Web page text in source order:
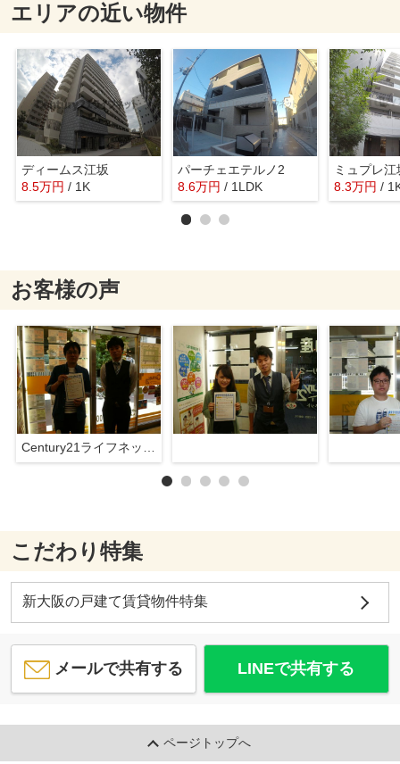
エリアの近い物件
ディームス江坂
8.5万円 / 1K
パーチェエテルノ2
8.6万円 / 1LDK
ミュプレ江
8.3万円 /
お客様の声
こだわり特集
新大阪の戸建て賃貸物件特集
メールで共有する LINEで共有する
ページトップへ